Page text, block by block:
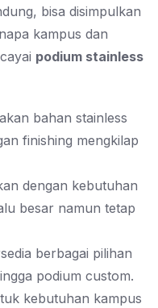
bisa disimpulkan
kampus dan
podium stainless
bahan stainless
finishing mengkilap
dengan kebutuhan
besar namun tetap
berbagai pilihan
podium custom.
kebutuhan kampus